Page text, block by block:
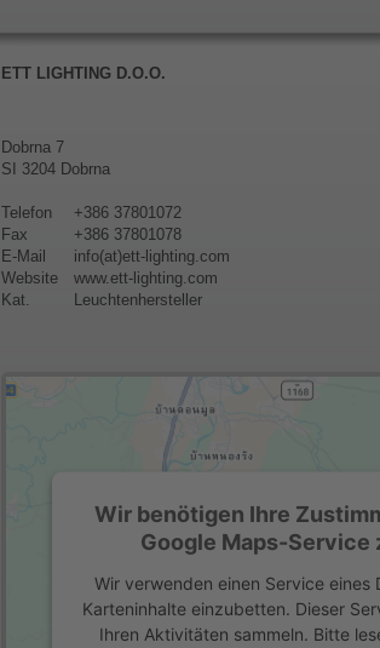
ETT LIGHTING D.O.O.
Dobrna 7
SI 3204 Dobrna
Telefon
+386 37801072
Fax
+386 37801078
E-Mail
info(at)ett-lighting.com
Website
www.ett-lighting.com
Kat.
Leuchtenhersteller
Wir benötigen Ihre
Google Maps-Service
Wir verwenden einen Service eines
Karteninhalte einzubetten. Dieser
Ihren Aktivitäten sammeln. Bitte